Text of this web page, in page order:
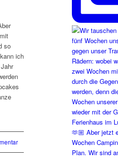
so
ich